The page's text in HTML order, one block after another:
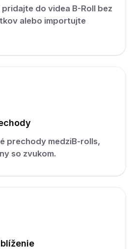
do videa B-Roll bez
alebo importujte
prechody medziB-rolls,
so zvukom.